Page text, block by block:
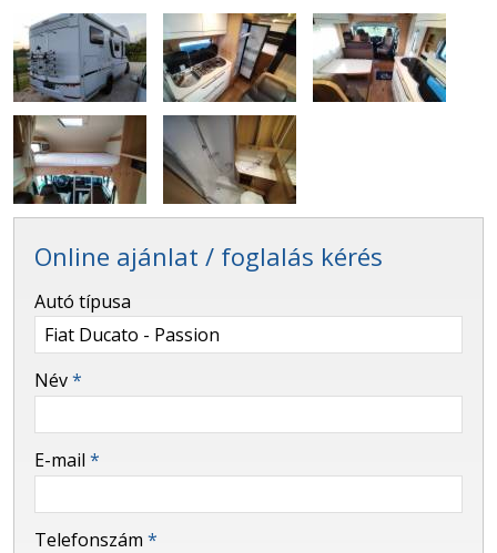
Online ajánlat / foglalás kérés
Autó típusa
Név*
E-mail *
Telefonszám *